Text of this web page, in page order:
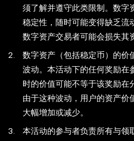
须了解并遵守此类限制。数字
稳定性，随时可能变得缺乏流
数字资产交易者可能会损失其
数字资产（包括稳定币）的价
波动。本活动下的任何奖励在
时的价值可能不等于该奖励在
由于这种波动，用户的资产价
大幅增加或减少。
本活动的参与者负责所有与领